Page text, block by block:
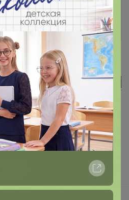
Зарегистрироваться